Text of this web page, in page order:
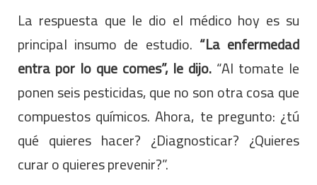
La respuesta que le dio el médico hoy es su
principal insumo de estudio. “La enfermedad
entra por lo que comes”, le dijo. “Al tomate le
ponen seis pesticidas, que no son otra cosa que
compuestos químicos. Ahora, te pregunto: ¿tú
qué quieres hacer? ¿Diagnosticar? ¿Quieres
curar o quieres prevenir?”.